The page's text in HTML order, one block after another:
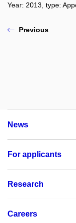
Year: 2013, type:
Previous
News
For applicants
Research
Careers